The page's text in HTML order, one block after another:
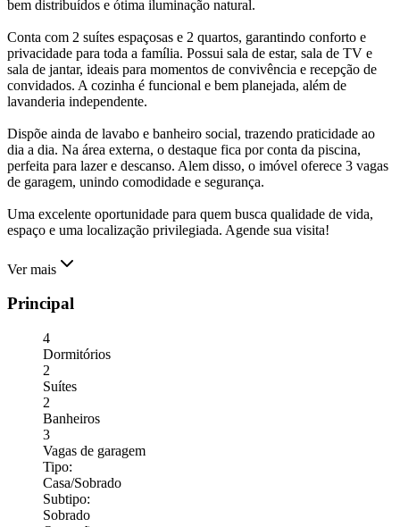
bem distribuídos e ótima iluminação natural.
Conta com 2 suítes espaçosas e 2 quartos, garantindo conforto e
privacidade para toda a família. Possui sala de estar, sala de TV e
sala de jantar, ideais para momentos de convivência e recepção de
convidados. A cozinha é funcional e bem planejada, além de
lavanderia independente.
Dispõe ainda de lavabo e banheiro social, trazendo praticidade ao
dia a dia. Na área externa, o destaque fica por conta da piscina,
perfeita para lazer e descanso. Alem disso, o imóvel oferece 3 vagas
de garagem, unindo comodidade e segurança.
Uma excelente oportunidade para quem busca qualidade de vida,
espaço e uma localização privilegiada. Agende sua visita!
Ver mais
Principal
4
Dormitórios
2
Suítes
2
Banheiros
3
Vagas de garagem
Tipo:
Casa/Sobrado
Subtipo:
Sobrado